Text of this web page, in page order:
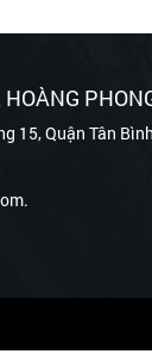
15, Quận Tân